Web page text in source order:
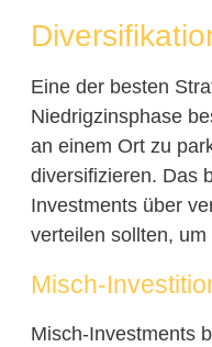
Eine der besten
Niedrigzinsphase
an einem Ort zu
diversifizieren. Das
Investments über
verteilen sollten,
Misch-
Misch-Investments